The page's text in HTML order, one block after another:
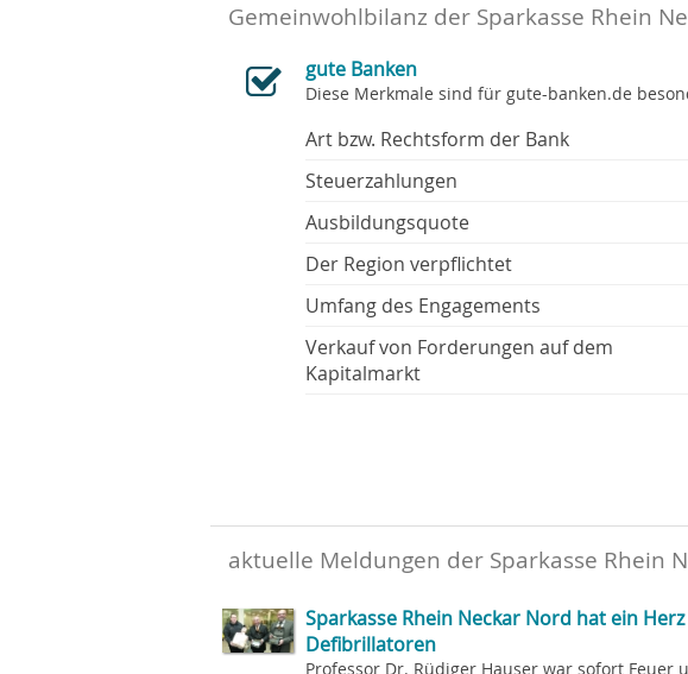
Gemeinwohlbilanz der Sparkasse Rhein
gute Banken
Diese Merkmale sind für gute-banken.de
Art bzw. Rechtsform der Bank
Steuerzahlungen
Ausbildungsquote
Der Region verpflichtet
Umfang des Engagements
Verkauf von Forderungen auf dem
Kapitalmarkt
aktuelle Meldungen der Sparkasse Rhein
Sparkasse Rhein Neckar Nord hat ein
Defibrillatoren
Professor Dr. Rüdiger Hauser war sofort Feuer